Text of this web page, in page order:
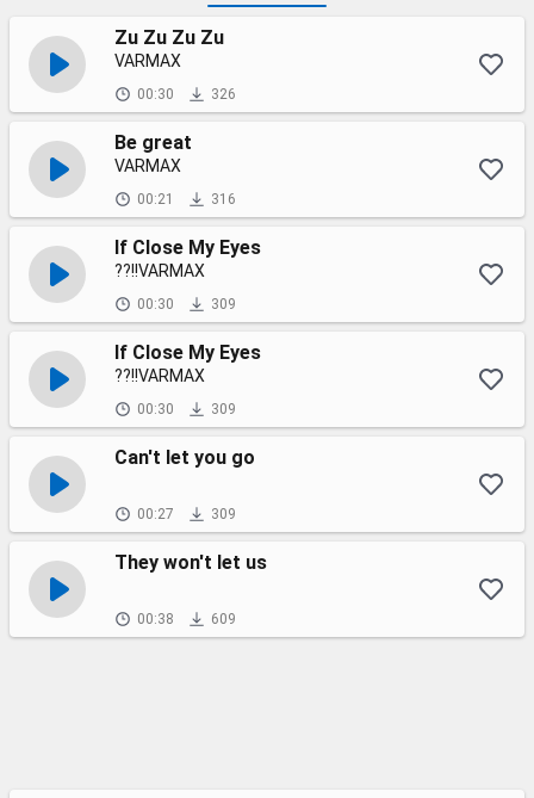
Zu Zu Zu Zu
VARMAX
00:30 326
Be great
VARMAX
00:21 316
If Close My Eyes
??!!VARMAX
00:30 309
If Close My Eyes
??!!VARMAX
00:30 309
Can't let you go
00:27 309
They won't let us
00:38 609